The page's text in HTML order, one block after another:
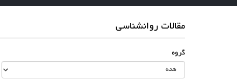
مقالات روانشناسی
گروه